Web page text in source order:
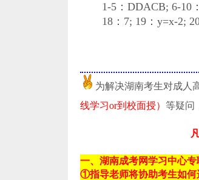
1-5：DDACB; 6-10：
18：7; 19：y=x-2; 20
为解决湖南考生对成人
线学习or到校面授） 等疑问
一、湖南成考网学习中心
①指导老师将协助考生如何